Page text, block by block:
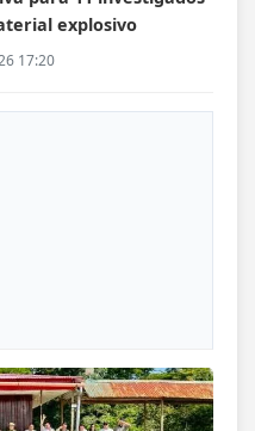
explosivo
17:20